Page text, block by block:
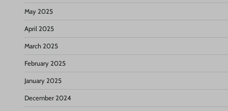
May 2025
April 2025
March 2025
February 2025
January 2025
December 2024